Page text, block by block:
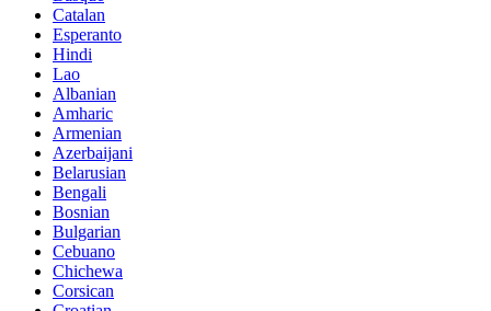
Catalan
Esperanto
Hindi
Lao
Albanian
Amharic
Armenian
Azerbaijani
Belarusian
Bengali
Bosnian
Bulgarian
Cebuano
Chichewa
Corsican